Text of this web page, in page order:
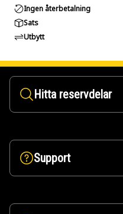
Ingen återbetalning
Sats
Utbytt
Hitta reservdelar
Support